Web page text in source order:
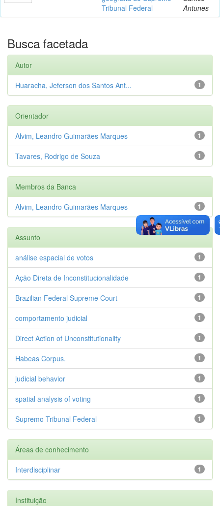
Tribunal Federal
Antunes
Busca facetada
Autor
1
Huaracha, Jeferson dos Santos Ant...
Orientador
1
Alvim, Leandro Guimarães Marques
1
Tavares, Rodrigo de Souza
Membros da Banca
1
Alvim, Leandro Guimarães Marques
Assunto
1
análise espacial de votos
1
Ação Direta de Inconstitucionalidade
1
Brazilian Federal Supreme Court
1
comportamento judicial
1
Direct Action of Unconstitutionality
1
Habeas Corpus.
1
judicial behavior
1
spatial analysis of voting
1
Supremo Tribunal Federal
Áreas de conhecimento
1
Interdisciplinar
Instituição